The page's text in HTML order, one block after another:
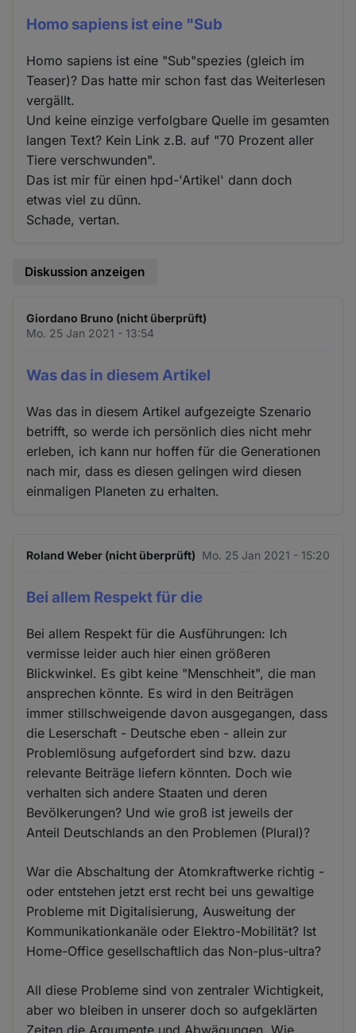
Homo sapiens ist eine "Sub
Homo sapiens ist eine "Sub"spezies (gleich im
Teaser)? Das hatte mir schon fast das Weiterlesen
vergällt.
Und keine einzige verfolgbare Quelle im gesamten
langen Text? Kein Link z.B. auf "70 Prozent aller
Tiere verschwunden".
Das ist mir für einen hpd-'Artikel' dann doch
etwas viel zu dünn.
Schade, vertan.
Diskussion anzeigen
Giordano Bruno (nicht überprüft)
Mo. 25 Jan 2021 - 13:54
Was das in diesem Artikel
Was das in diesem Artikel aufgezeigte Szenario
betrifft, so werde ich persönlich dies nicht mehr
erleben, ich kann nur hoffen für die Generationen
nach mir, dass es diesen gelingen wird diesen
einmaligen Planeten zu erhalten.
Roland Weber (nicht überprüft) Mo. 25 Jan 2021 - 15:20
Bei allem Respekt für die
Bei allem Respekt für die Ausführungen: Ich
vermisse leider auch hier einen größeren
Blickwinkel. Es gibt keine "Menschheit", die man
ansprechen könnte. Es wird in den Beiträgen
immer stillschweigende davon ausgegangen, dass
die Leserschaft - Deutsche eben - allein zur
Problemlösung aufgefordert sind bzw. dazu
relevante Beiträge liefern könnten. Doch wie
verhalten sich andere Staaten und deren
Bevölkerungen? Und wie groß ist jeweils der
Anteil Deutschlands an den Problemen (Plural)?
War die Abschaltung der Atomkraftwerke richtig -
oder entstehen jetzt erst recht bei uns gewaltige
Probleme mit Digitalisierung, Ausweitung der
Kommunikationkanäle oder Elektro-Mobilität? Ist
Home-Office gesellschaftlich das Non-plus-ultra?
All diese Probleme sind von zentraler Wichtigkeit,
aber wo bleiben in unserer doch so aufgeklärten
Zeiten die Argumente und Abwägungen. Wie